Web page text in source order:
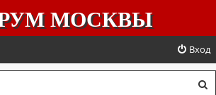
МОСКВЫ
Вход